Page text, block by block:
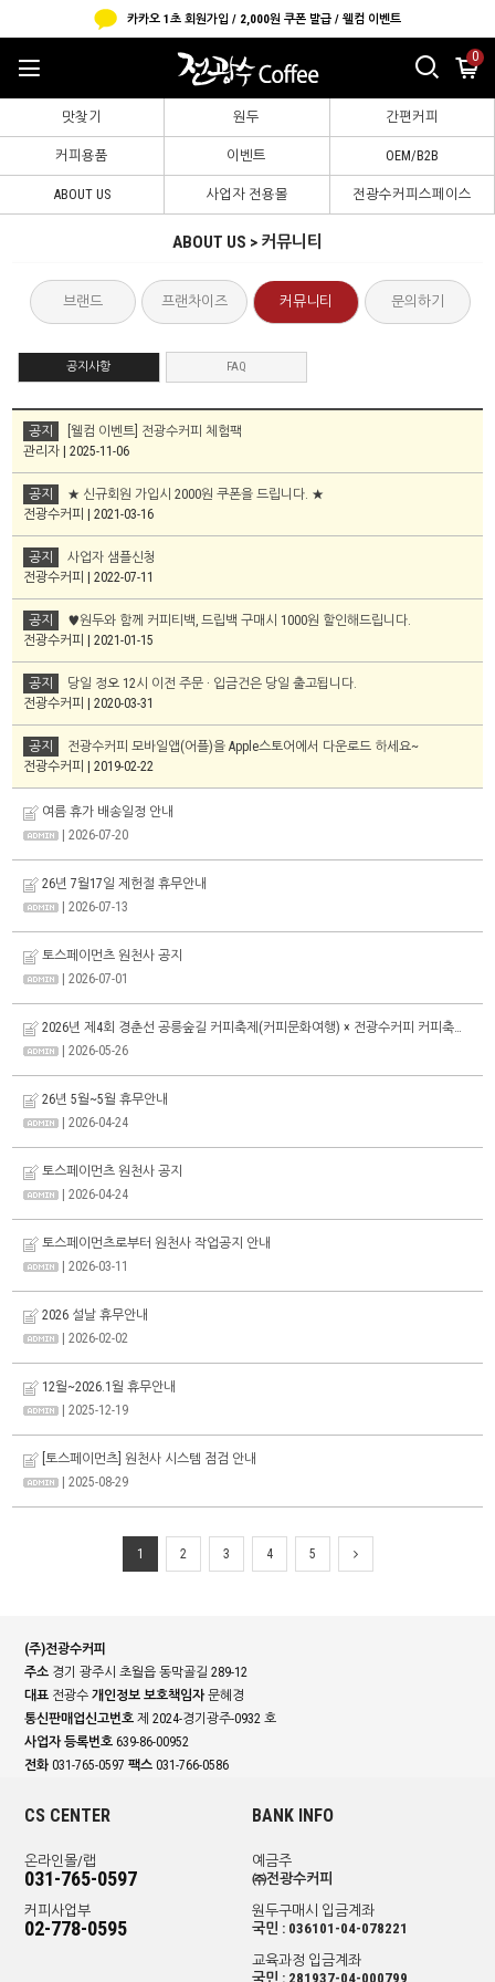
카카오 1초 회원가입 / 2,000원 쿠폰 발급 / 웰컴 이벤트
0
맛찾기 원두 간편커피
커피용품 이벤트 OEM/B2B
ABOUT US 사업자 전용몰 전광수커피스페이스
ABOUT US > 커뮤니티
브랜드 프랜차이즈 커뮤니티 문의하기
공지사항 FAQ
공지
[웰컴 이벤트] 전광수커피 체험팩
관리자 | 2025-11-06
공지
★ 신규회원 가입시 2000원 쿠폰을 드립니다. ★
전광수커피 | 2021-03-16
공지
사업자 샘플신청
전광수커피 | 2022-07-11
공지
♥원두와 함께 커피티백, 드립백 구매시 1000원 할인해드립니다.
전광수커피 | 2021-01-15
공지
당일 정오 12시 이전 주문 · 입금건은 당일 출고됩니다.
전광수커피 | 2020-03-31
공지
전광수커피 모바일앱(어플)을 Apple스토어에서 다운로드 하세요~
전광수커피 | 2019-02-22
여름 휴가 배송일정 안내
| 2026-07-20
26년 7월17일 제헌절 휴무안내
| 2026-07-13
토스페이먼츠 원천사 공지
| 2026-07-01
2026년 제4회 경춘선 공릉숲길 커피축제(커피문화여행) × 전광수커피 커피축제안내
| 2026-05-26
26년 5월~5월 휴무안내
| 2026-04-24
토스페이먼츠 원천사 공지
| 2026-04-24
토스페이먼츠로부터 원천사 작업공지 안내
| 2026-03-11
2026 설날 휴무안내
| 2026-02-02
12월~2026.1월 휴무안내
| 2025-12-19
[토스페이먼츠] 원천사 시스템 점검 안내
| 2025-08-29
1 2 3 4 5
(주)전광수커피
주소 경기 광주시 초월읍 동막골길 289-12
대표 전광수개인정보 보호책임자문혜경
통신판매업신고번호 제 2024-경기광주-0932 호
사업자 등록번호 639-86-00952
전화 031-765-0597팩스 031-766-0586
CS CENTER
온라인몰/랩
031-765-0597
커피사업부
02-778-0595
BANK INFO
예금주
㈜전광수커피
원두구매시 입금계좌
국민 : 036101-04-078221
교육과정 입금계좌
국민 : 281937-04-000799